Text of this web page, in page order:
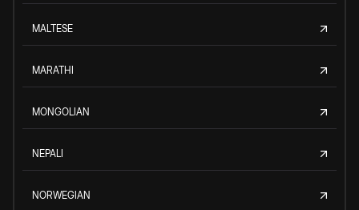
MALTESE
MARATHI
MONGOLIAN
NEPALI
NORWEGIAN